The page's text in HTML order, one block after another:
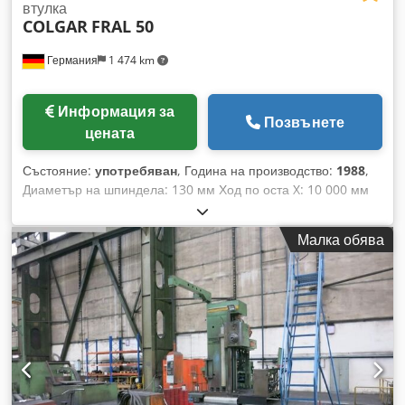
Германия 1 474 km
втулка
COLGAR FRAL 50
Информация за
цената
Позвънете
Състояние: употребяван, Година на производство: 1988,
Диаметър на шпиндела: 130 мм Ход по оста X: 10 000 мм
Ход по оста Y: 3 500 мм Ход по оста Z: 1 000 мм
Управление: Heidenhain тип TNC 155 Тегло на детайла:
300 т Обороти: 1 620 об/мин Шпинделов конус: ISO 50 Брой
опорни лагери: 2 Брой ъглови глави: 2 Dksdpfxoyt Ryge Ag
Der Задвижваща мощност: 76 kW Размер на плочата: 12
000 x 9 600 мм Дебелина на плочата: 450 мм Площ на
плочата: 109 м² Плочата е опционална и се таксува
допълнително. Техническите данни са посочени от
производителя или оператора и следователно са
необвързващи за нас. Възможна е продажба на машината
по всяко време; прилагат се изключително нашите общи
Малка обява